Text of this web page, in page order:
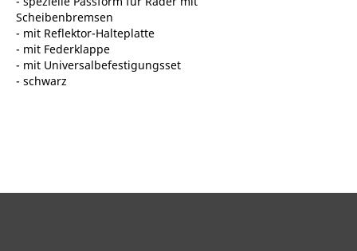
Scheibenbremsen
- mit Reflektor-Halteplatte
- mit Federklappe
- mit Universalbefestigungsset
- schwarz